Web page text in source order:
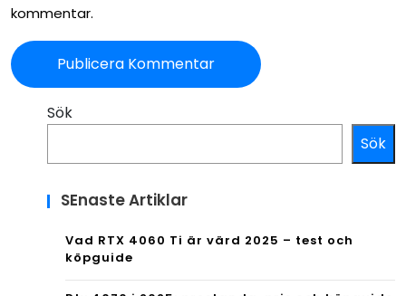
kommentar.
Sök
Sök
SEnaste Artiklar
Vad RTX 4060 Ti är värd 2025 – test och
köpguide